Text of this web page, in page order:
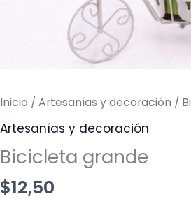
Inicio / Artesanías y decoración /
Artesanías y decoración
Bicicleta grande
$12,50